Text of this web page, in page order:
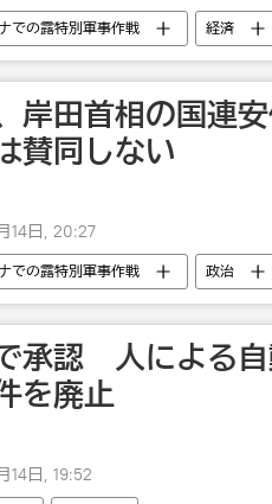
での露特別軍事作戦 経済
岸田首相の国連
賛同しない
14日, 20:27
での露特別軍事作戦 政治
承認 人による自
を廃止
14日, 19:52